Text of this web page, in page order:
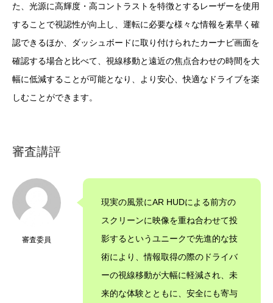
た、光源に高輝度・高コントラストを特徴とするレーザーを使用
することで視認性が向上し、運転に必要な様々な情報を素早く確
認できるほか、ダッシュボードに取り付けられたカーナビ画面を
確認する場合と比べて、視線移動と遠近の焦点合わせの時間を大
幅に低減することが可能となり、より安心、快適なドライブを楽
しむことができます。
審査講評
審査委員
現実の風景にAR HUDによる前方の
スクリーンに映像を重ね合わせて投
影するというユニークで先進的な技
術により、情報取得の際のドライバ
ーの視線移動が大幅に軽減され、未
来的な体験とともに、安全にも寄与